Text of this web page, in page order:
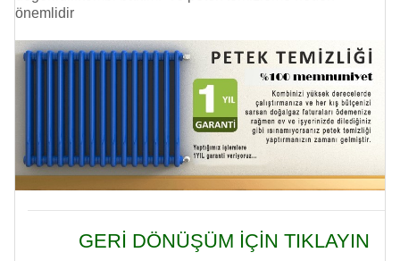
önemlidir
GERİ DÖNÜŞÜM İÇİN TIKLAYIN